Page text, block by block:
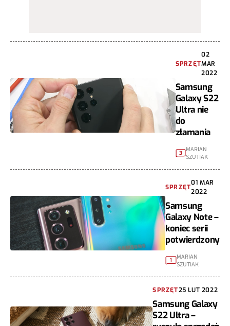
SPRZĘT
02
MAR
2022
Samsung
Galaxy S22
Ultra nie
do
złamania
3 MARIAN
SZUTIAK
SPRZĘT
01 MAR
2022
Samsung
Galaxy Note –
koniec serii
potwierdzony
1
MARIAN
SZUTIAK
SPRZĘT25 LUT 2022
Samsung Galaxy
S22 Ultra –